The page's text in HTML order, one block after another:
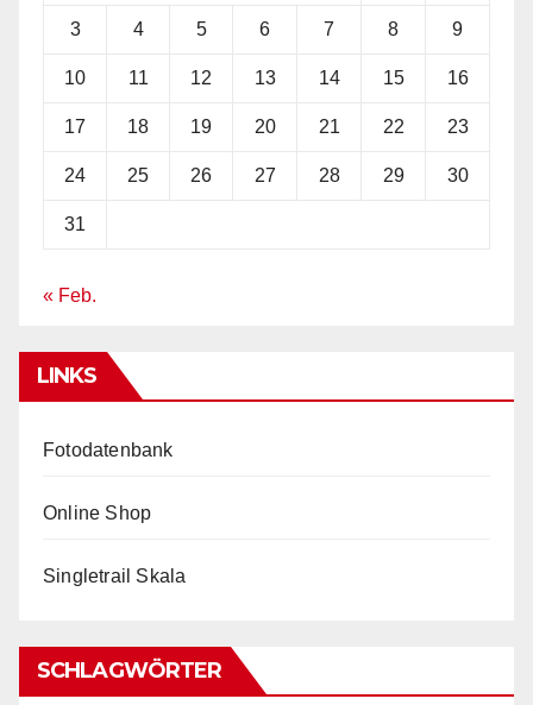
3 4 5 6 7 8 9
10 11 12 13 14 15 16
17 18 19 20 21 22 23
24 25 26 27 28 29 30
31
« Feb.
LINKS
Fotodatenbank
Online Shop
Singletrail Skala
SCHLAGWÖRTER